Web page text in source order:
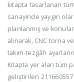
kitapta tasarlanan
sanayinde yaygın
planlanmış ve
alınarak, CNC torna
takım-tezgâh
Kitapta yer alan tüm
geliştirilen 211660557